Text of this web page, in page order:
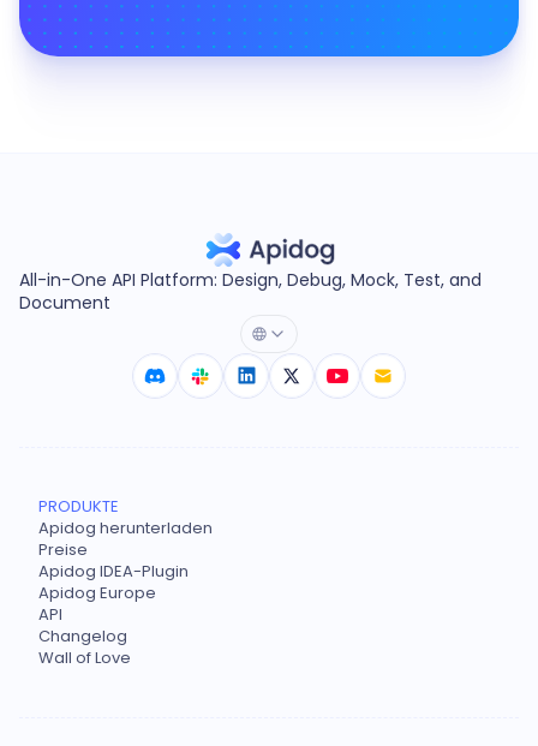
All-in-One API Platform: Design, Debug, Mock, Test, and
Document
PRODUKTE
Apidog herunterladen
Preise
Apidog IDEA-Plugin
Apidog Europe
API
Changelog
Wall of Love